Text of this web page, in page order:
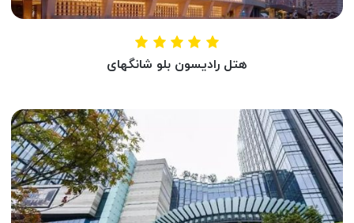
هتل رادیسون بلو شانگهای